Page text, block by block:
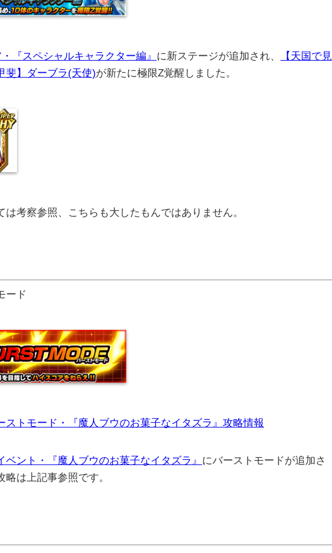
『スペシャルキャラクター編』 に新ステージが追加され、
【天国で見
斐】ダーブラ(天使)が新たに極限Z覚醒しました。
は考察参照、こちらも大したもんではありません。
ード
ストモード・『魔人ブウのお菓子なイタズラ』攻略情報
ベント・『魔人ブウのお菓子なイタズラ』 にバーストモードが追加さ
略は上記事参照です。